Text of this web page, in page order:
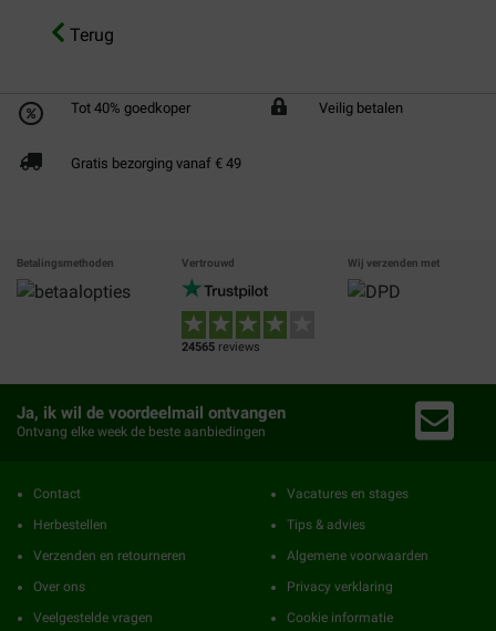
Terug
Tot 40% goedkoper Veilig betalen
Gratis bezorging vanaf € 49
Betalingsmethoden Vertrouwd
24565 reviews
Wij verzenden met
Ja, ik wil de voordeelmail ontvangen
Ontvang elke week de beste aanbiedingen
Contact
Herbestellen
Verzenden en retourneren
Over ons
Veelgestelde vragen
Vacatures en stages
Tips & advies
Algemene voorwaarden
Privacy verklaring
Cookie informatie